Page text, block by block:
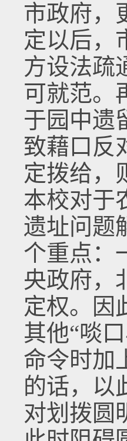
市政府，
定以后，
方设法疏
可就范。
于园中遗
致藉口反
定拨给，
本校对于
遗址问题
个重点：
央政府，
定权。因
其他“啖
命令时加
的话，以
对划拨圆